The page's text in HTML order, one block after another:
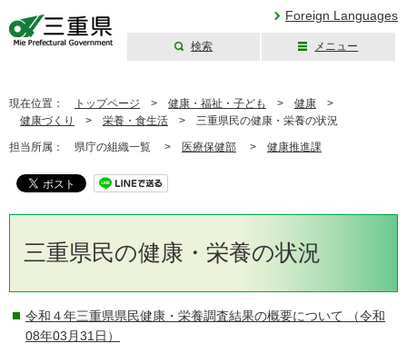
Foreign Languages
検索 メニュー
現在位置： トップページ > 健康・福祉・子ども > 健康 >
健康づくり
> 栄養・食生活 > 三重県民の健康・栄養の状況
担当所属： 県庁の組織一覧 > 医療保健部 > 健康推進課
三重県民の健康・栄養の状況
令和４年三重県県民健康・栄養調査結果の概要について （令和
08年03月31日）